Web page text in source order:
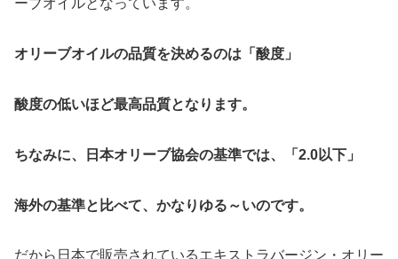
ーブオイルとなっています。
オリーブオイルの品質を決めるのは「酸度」
酸度の低いほど最高品質となります。
ちなみに、日本オリーブ協会の基準では、「2.0以下」
海外の基準と比べて、かなりゆる～いのです。
だから日本で販売されているエキストラバージン・オリー